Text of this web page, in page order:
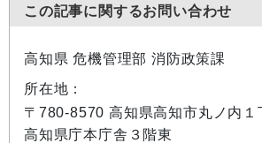
この記事に関するお問い合わせ
高知県 危機管理部 消防政策課
所在地：
〒780-8570 高知県高知市丸ノ内
高知県庁本庁舎３階東